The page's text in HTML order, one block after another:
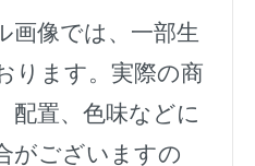
画像では、一部生
ります。実際の商
配置、色味などに
がございますの